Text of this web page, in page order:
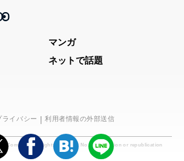
Company. All rights reserved. No reproduction or republication
マンガ
ネットで話題
ライバシー 利用者情報の外部送信